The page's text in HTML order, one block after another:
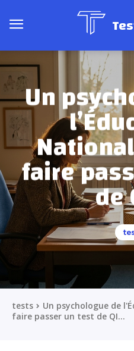
Un
faire
de
tests
Un psychologue de
faire passer un test de QI...